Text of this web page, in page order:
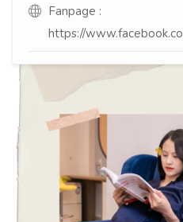
Fanpage :
https://